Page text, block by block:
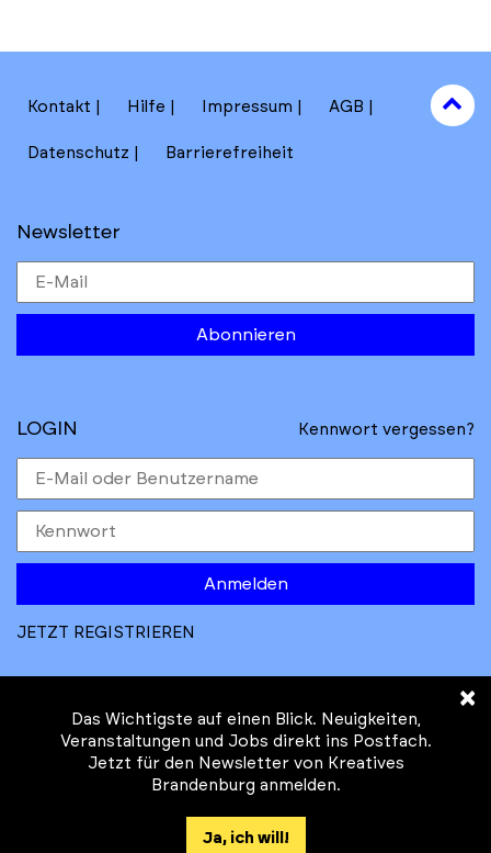
Kontakt Hilfe Impressum AGB
Datenschutz Barrierefreiheit
Newsletter
Abonnieren
to
top
LOGIN Kennwort vergessen?
Anmelden
JETZT REGISTRIEREN
© Kreatives Brandenburg im Auftrag des
Klimaschutz des Landes Brandenburg
×
Das Wichtigste auf einen Blick. Neuigkeiten,
Veranstaltungen und Jobs direkt ins Postfach.
Jetzt für den Newsletter von Kreatives
Brandenburg anmelden.
Ja, ich will!